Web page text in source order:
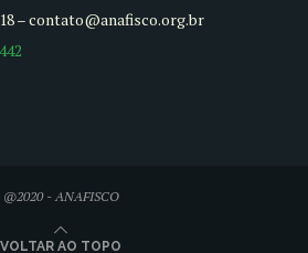
– contato@anafisco.org.br
@2020 - ANAFISCO
VOLTAR AO TOPO